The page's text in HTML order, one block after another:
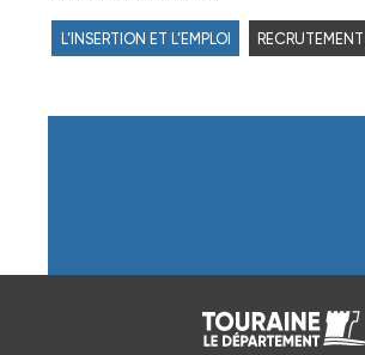
L’INSERTION ET L’EMPLOI